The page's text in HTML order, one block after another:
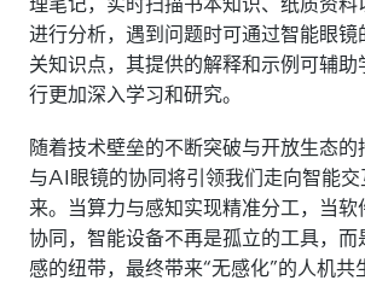
进行分析，遇到问题时可通过智能眼
关知识点，其提供的解释和示例可辅
行更加深入学习和研究。
随着技术壁垒的不断突破与开放生态
与AI眼镜的协同将引领我们走向智能
来。当算力与感知实现精准分工，当
协同，智能设备不再是孤立的工具，
感的纽带，最终带来“无感化”的人机共